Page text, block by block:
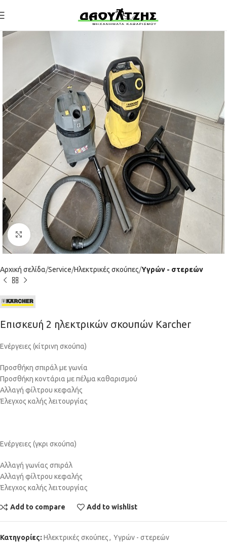
Click to enlarge
Αρχική σελίδα Service Ηλεκτρικές σκούπες Υγρών - στερεών
Επισκευή 2 ηλεκτρικών σκουπών Karcher
Ενέργειες (κίτρινη σκούπα)
Προσθήκη σπιράλ με γωνία
Προσθήκη κοντάρια με πέλμα καθαρισμού
Αλλαγή φίλτρου κεφαλής
Έλεγχος καλής λειτουργίας
Ενέργειες (γκρι σκούπα)
Αλλαγή γωνίας σπιράλ
Αλλαγή φίλτρου κεφαλής
Έλεγχος καλής λειτουργίας
Add to compare Add to wishlist
Κατηγορίες: Ηλεκτρικές σκούπες, Υγρών - στερεών